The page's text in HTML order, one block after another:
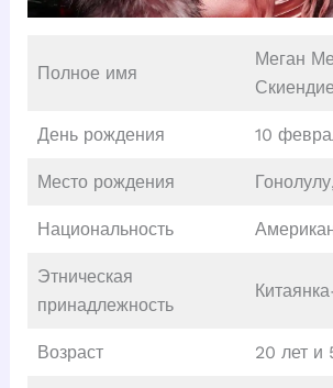
Полное имя
Меган
День рождения 10
Место рождения
Национальность
Этническая
принадлежность
Возраст 20 лет и